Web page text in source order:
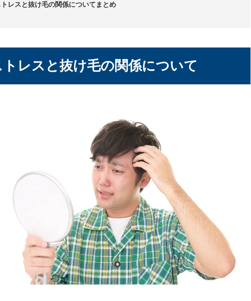
トレスと抜け毛の関係についてまとめ
トレスと抜け毛の関係について